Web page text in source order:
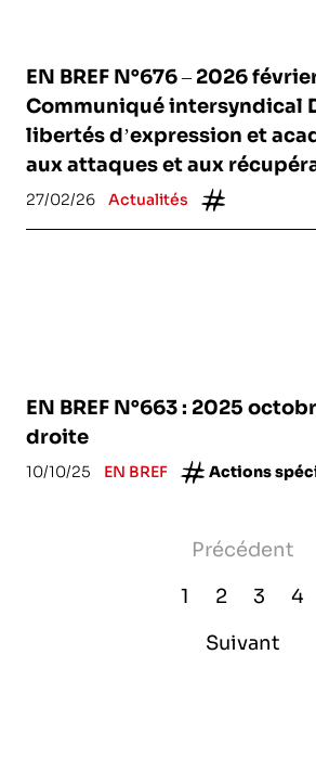
EN BREF N°676 – 2026
Communiqué intersyndical
libertés d’expression et
aux attaques et aux
27/02/26 Actualités
EN BREF N°663 : 2025
droite
10/10/25 EN BREF Actions
Précédent
1
2 3
4
Suivant